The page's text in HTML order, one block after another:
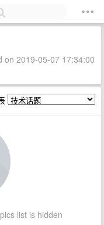
on 2019-05-07 17:34:00
list is hidden